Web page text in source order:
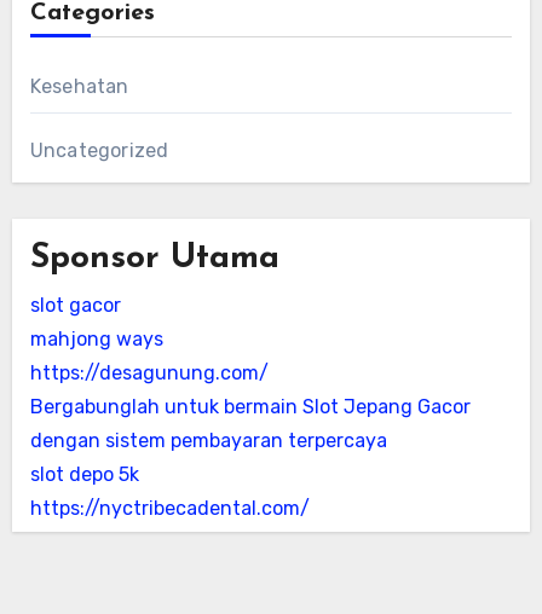
Categories
Kesehatan
Uncategorized
Sponsor Utama
slot gacor
mahjong ways
https://desagunung.com/
Bergabunglah untuk bermain Slot Jepang Gacor
dengan sistem pembayaran terpercaya
slot depo 5k
https://nyctribecadental.com/